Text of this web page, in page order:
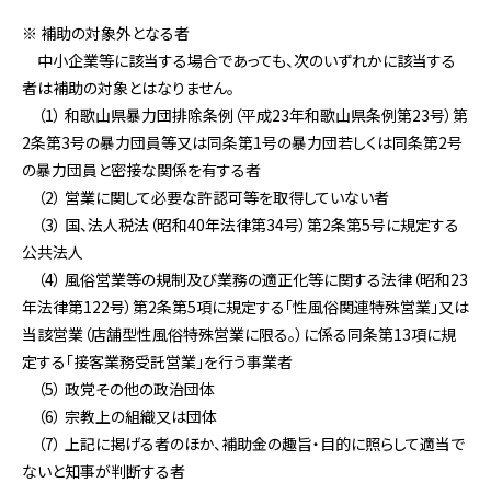
※ 補助の対象外となる者
中小企業等に該当する場合であっても、次のいずれかに該当する
者は補助の対象とはなりません。
（1） 和歌山県暴力団排除条例（平成23年和歌山県条例第23号）第
2条第3号の暴力団員等又は同条第1号の暴力団若しくは同条第2号
の暴力団員と密接な関係を有する者
（2） 営業に関して必要な許認可等を取得していない者
（3） 国、法人税法（昭和40年法律第34号）第2条第5号に規定する
公共法人
（4） 風俗営業等の規制及び業務の適正化等に関する法律（昭和23
年法律第122号）第2条第5項に規定する「性風俗関連特殊営業」又は
当該営業（店舗型性風俗特殊営業に限る。）に係る同条第13項に規
定する「接客業務受託営業」を行う事業者
（5） 政党その他の政治団体
（6） 宗教上の組織又は団体
（7） 上記に掲げる者のほか、補助金の趣旨・目的に照らして適当で
ないと知事が判断する者